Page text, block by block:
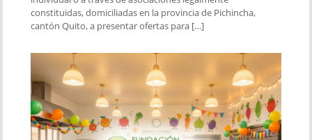
constituidas, domiciliadas en la provincia de Pichincha,
cantón Quito, a presentar ofertas para […]